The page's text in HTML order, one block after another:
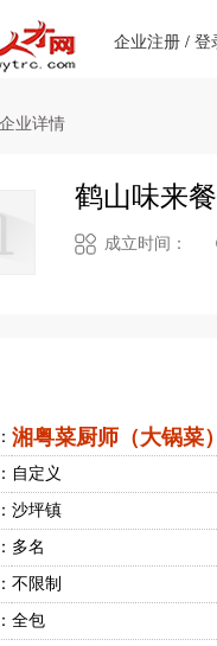
企业注册 / 登
企业详情
鹤山味来
成立时间：
湘粤菜厨师（大锅菜）
自定义
沙坪镇
多名
不限制
全包